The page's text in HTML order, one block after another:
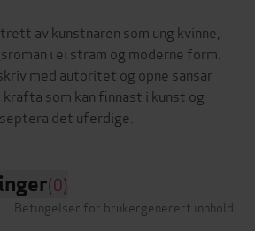
av kunstnaren som ung kvinne,
i ei stram og moderne form.
med autoritet og opne sansar
som kan finnast i kunst og
(0)
Betingelser for brukergenerert innhold